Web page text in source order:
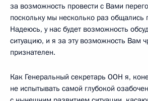
за возможность провести с Вами
поскольку мы несколько раз общались
Надеюсь, у нас будет возможность
ситуацию, и я за эту возможность Вам
признателен.
Как Генеральный секретарь ООН я,
не испытывать самой глубокой